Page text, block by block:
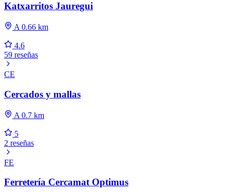
Katxarritos Jauregui
A 0.66 km
4.6
59 reseñas
CE
Cercados y mallas
A 0.7 km
5
2 reseñas
FE
Ferretería Cercamat Optimus